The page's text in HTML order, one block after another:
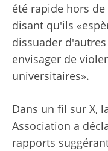
été rapide hors
disant qu'ils
dissuader
envisager de
universitaires».
Dans un fil sur X,
Association a
rapports